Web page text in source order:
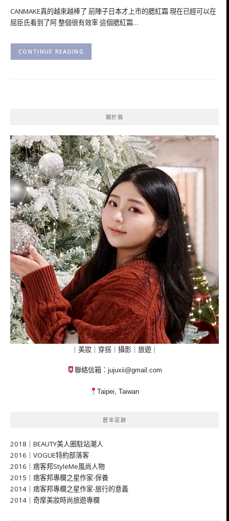
CANMAKE真的越來越棒了 前陣子日本才上市的腮紅霜 現在已經可以在
屈臣氏看到了阿 整個很有效率 這個腮紅霜…
CONTINUE READING
關於我
｜美妝｜穿搭｜攝影｜旅遊｜
聯絡信箱： jujuxii@gmail.com
Taipei, Taiwan
歷年足跡
2018｜BEAUTY美人圈駐站潮人
2016｜VOGUE特約部落客
2016｜痞客邦StyleMe風尚人物
2015｜痞客邦專欄之星作家-保養
2014｜痞客邦專欄之星作家-旅行的意義
2014｜奇摩美妝時尚旅遊專欄